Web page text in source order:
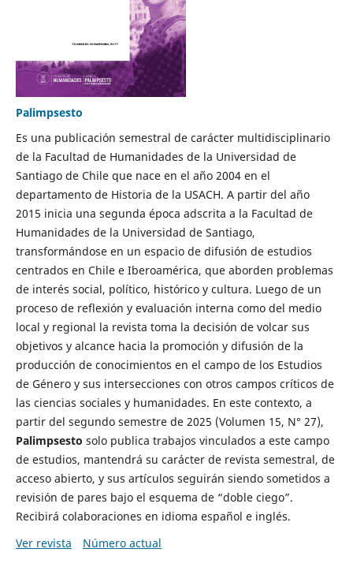
Palimpsesto
Es una publicación semestral de carácter multidisciplinario
de la Facultad de Humanidades de la Universidad de
Santiago de Chile que nace en el año 2004 en el
departamento de Historia de la USACH. A partir del año
2015 inicia una segunda época adscrita a la Facultad de
Humanidades de la Universidad de Santiago,
transformándose en un espacio de difusión de estudios
centrados en Chile e Iberoamérica, que aborden problemas
de interés social, político, histórico y cultura. Luego de un
proceso de reflexión y evaluación interna como del medio
local y regional la revista toma la decisión de volcar sus
objetivos y alcance hacia la promoción y difusión de la
producción de conocimientos en el campo de los Estudios
de Género y sus intersecciones con otros campos críticos de
las ciencias sociales y humanidades. En este contexto, a
partir del segundo semestre de 2025 (Volumen 15, N° 27),
Palimpsesto solo publica trabajos vinculados a este campo
de estudios, mantendrá su carácter de revista semestral, de
acceso abierto, y sus artículos seguirán siendo sometidos a
revisión de pares bajo el esquema de “doble ciego”.
Recibirá colaboraciones en idioma español e inglés.
Ver revista
Número actual